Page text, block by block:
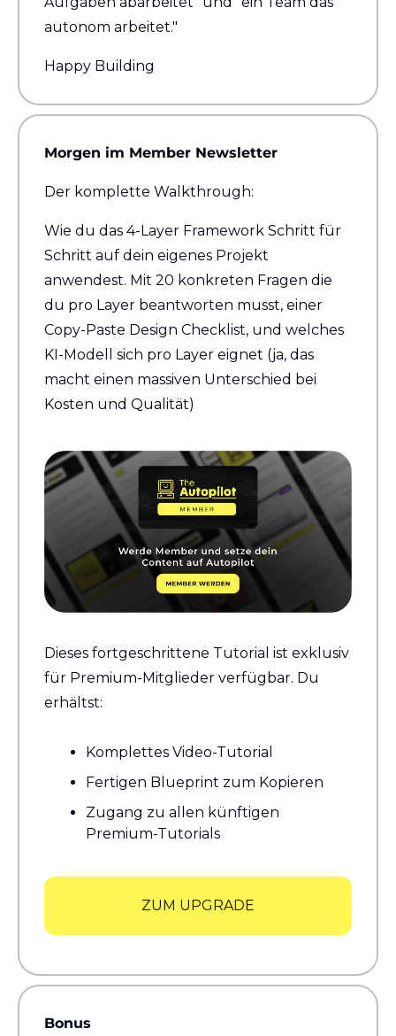
autonom arbeitet."
Happy Building
Morgen im Member Newsletter
Der komplette Walkthrough:
Wie du das 4-Layer Framework Schritt für
Schritt auf dein eigenes Projekt
anwendest. Mit 20 konkreten Fragen die
du pro Layer beantworten musst, einer
Copy-Paste Design Checklist, und welches
KI-Modell sich pro Layer eignet (ja, das
macht einen massiven Unterschied bei
Kosten und Qualität)
Dieses fortgeschrittene Tutorial ist exklusiv
für Premium-Mitglieder verfügbar. Du
erhältst:
Komplettes Video-Tutorial
Fertigen Blueprint zum Kopieren
Zugang zu allen künftigen
Premium-Tutorials
ZUM UPGRADE
Bonus